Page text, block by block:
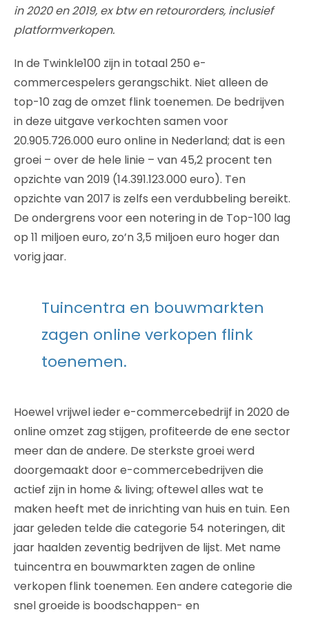
in 2020 en 2019, ex btw en retourorders, inclusief
platformverkopen.
In de Twinkle100 zijn in totaal 250 e-
commercespelers gerangschikt. Niet alleen de
top-10 zag de omzet flink toenemen. De bedrijven
in deze uitgave verkochten samen voor
20.905.726.000 euro online in Nederland; dat is een
groei – over de hele linie – van 45,2 procent ten
opzichte van 2019 (14.391.123.000 euro). Ten
opzichte van 2017 is zelfs een verdubbeling bereikt.
De ondergrens voor een notering in de Top-100 lag
op 11 miljoen euro, zo’n 3,5 miljoen euro hoger dan
vorig jaar.
Tuincentra en bouwmarkten
zagen online verkopen flink
toenemen.
Hoewel vrijwel ieder e-commercebedrijf in 2020 de
online omzet zag stijgen, profiteerde de ene sector
meer dan de andere. De sterkste groei werd
doorgemaakt door e-commercebedrijven die
actief zijn in home & living; oftewel alles wat te
maken heeft met de inrichting van huis en tuin. Een
jaar geleden telde die categorie 54 noteringen, dit
jaar haalden zeventig bedrijven de lijst. Met name
tuincentra en bouwmarkten zagen de online
verkopen flink toenemen. Een andere categorie die
snel groeide is boodschappen- en